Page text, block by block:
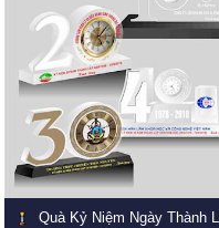
Quà Kỷ Niệm Ngày Thành